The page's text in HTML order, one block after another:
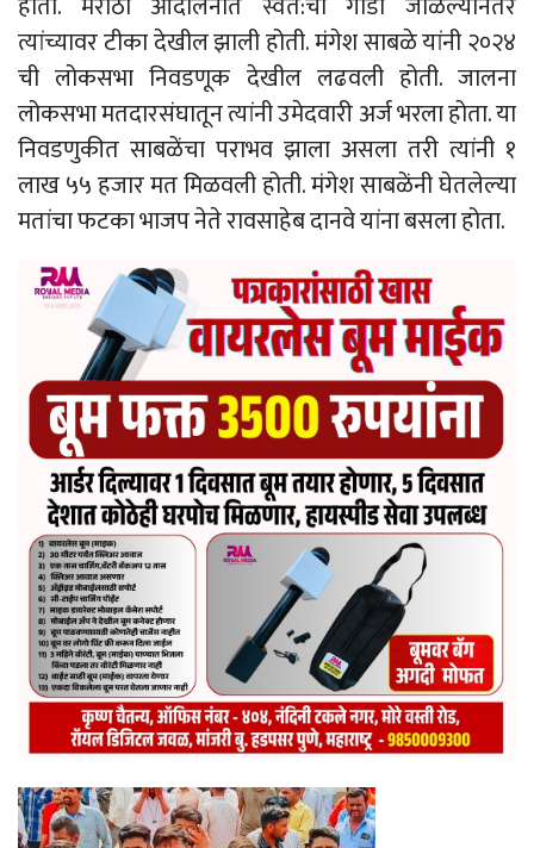
त्यांच्यावर टीका देखील झाली होती. मंगेश साबळे यांनी २०२४
ची लोकसभा निवडणूक देखील लढवली होती. जालना
लोकसभा मतदारसंघातून त्यांनी उमेदवारी अर्ज भरला होता. या
निवडणुकीत साबळेंचा पराभव झाला असला तरी त्यांनी १
लाख ५५ हजार मत मिळवली होती. मंगेश साबळेंनी घेतलेल्या
मतांचा फटका भाजप नेते रावसाहेब दानवे यांना बसला होता.